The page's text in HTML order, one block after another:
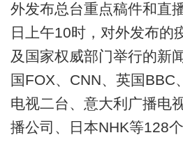
外发布总台重点稿件和直
日上午10时，对外发布的
及国家权威部门举行的新
国FOX、CNN、英国BBC
电视二台、意大利广播电
播公司、日本NHK等128